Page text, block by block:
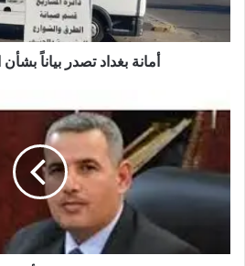
أمانة بغداد تصدر بياناً بشأن
النيابية
300
في